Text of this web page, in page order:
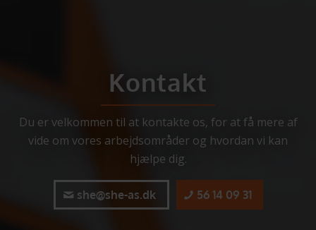
Kontakt
Du er velkommen til at kontakte os, for at få mere af
vide om vores arbejdsområder og hvordan vi kan
hjælpe dig.
she@she-as.dk 56 14 09 31